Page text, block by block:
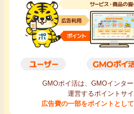
カード比較
毎日ゲット
特集一覧
GMOポイ活の使い方
家計の固定費
GMOポイ活は、GMOインタ
運営するポイントサイ
広告費の一部をポイントとし